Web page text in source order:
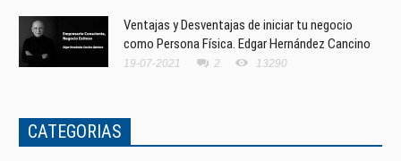
Ventajas y Desventajas de iniciar tu negocio
como Persona Física. Edgar Hernández Cancino
19-07-2021 2 13290
CATEGORIAS